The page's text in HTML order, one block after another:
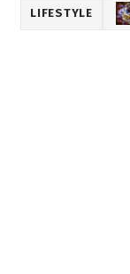
LIFESTYLE